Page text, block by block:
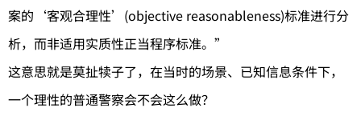
案的‘客观合理性’(objective reasonableness)标准进行分
析，而非适用实质性正当程序标准。”
这意思就是莫扯犊子了，在当时的场景、已知信息条件下，
一个理性的普通警察会不会这么做？